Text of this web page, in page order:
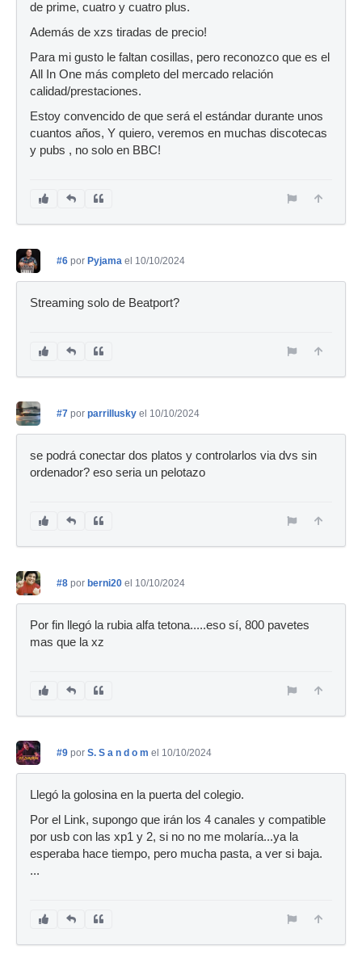
de prime, cuatro y cuatro plus.
Además de xzs tiradas de precio!
Para mi gusto le faltan cosillas, pero reconozco que es el
All In One más completo del mercado relación
calidad/prestaciones.
Estoy convencido de que será el estándar durante unos
cuantos años, Y quiero, veremos en muchas discotecas
y pubs , no solo en BBC!
#6 por Pyjama el 10/10/2024
Streaming solo de Beatport?
#7 por parrillusky el 10/10/2024
se podrá conectar dos platos y controlarlos via dvs sin
ordenador? eso seria un pelotazo
#8 por berni20 el 10/10/2024
Por fin llegó la rubia alfa tetona.....eso sí, 800 pavetes
mas que la xz
#9 por S. S a n d o m el 10/10/2024
Llegó la golosina en la puerta del colegio.
Por el Link, supongo que irán los 4 canales y compatible
por usb con las xp1 y 2, si no no me molaría...ya la
esperaba hace tiempo, pero mucha pasta, a ver si baja.
...